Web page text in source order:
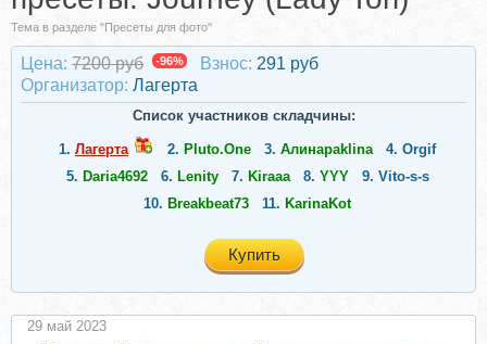
Тема в разделе "Пресеты для фото"
Цена: 7200 руб -96% Взнос: 291 руб
Организатор: Лагерта
Список участников складчины:
1. Лагерта 2. Pluto.One 3. Алинаpaklina 4. Orgif
5. Daria4692 6. Lenity 7. Kiraaa 8. YYY 9. Vito-s-s
10. Breakbeat73 11. KarinaKot
Купить
29 май 2023